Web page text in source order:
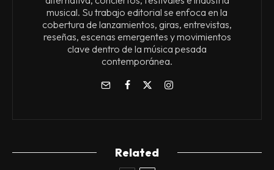
musical. Su trabajo editorial se enfoca en la
cobertura de lanzamientos, giras, entrevistas,
reseñas, escenas emergentes y movimientos
clave dentro de la música pesada
contemporánea.
Related